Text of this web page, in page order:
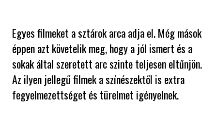
Egyes filmeket a sztárok arca adja el. Még mások
éppen azt követelik meg, hogy a jól ismert és a
sokak által szeretett arc szinte teljesen eltűnjön.
Az ilyen jellegű filmek a színészektől is extra
fegyelmezettséget és türelmet igényelnek.